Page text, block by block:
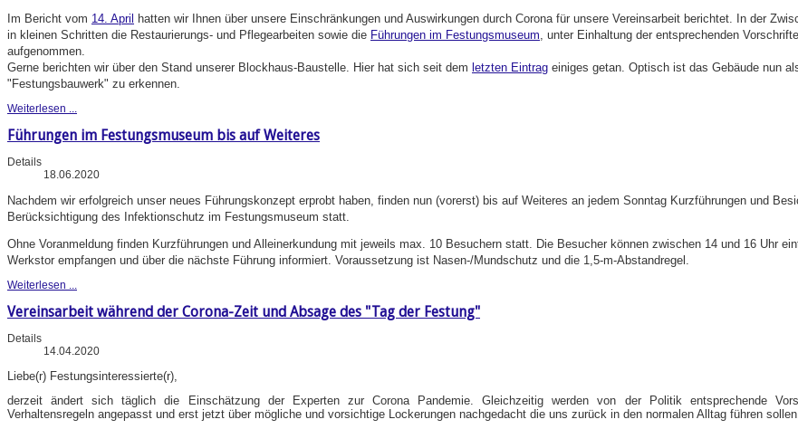
Im Bericht vom 14. April
hatten wir Ihnen über unsere Einschränkungen und Auswirkungen durch Corona für unsere Vereinsarbeit berichtet. In der
in kleinen Schritten die Restaurierungs- und Pflegearbeiten sowie die Führungen im Festungsmuseum , unter Einhaltung der entsprechenden
aufgenommen.
Gerne berichten wir über den Stand unserer Blockhaus-Baustelle. Hier hat sich seit dem letzten Eintrag einiges getan. Optisch ist das Gebäude nun
"Festungsbauwerk" zu erkennen.
Weiterlesen ...
Führungen im Festungsmuseum bis auf Weiteres
Details
18.06.2020
Nachdem wir erfolgreich unser neues Führungskonzept erprobt haben, finden nun (vorerst) bis auf Weiteres an jedem Sonntag Kurzführungen und
Berücksichtigung des Infektionschutz im Festungsmuseum statt.
Ohne Voranmeldung finden Kurzführungen und Alleinerkundung mit jeweils max. 10 Besuchern statt. Die Besucher können zwischen 14 und 16 Uhr
Werkstor empfangen und über die nächste Führung informiert. Voraussetzung ist Nasen-/Mundschutz und die 1,5-m-Abstandregel.
Weiterlesen ...
Vereinsarbeit während der Corona-Zeit und Absage des "Tag der Festung"
Details
14.04.2020
Liebe(r) Festungsinteressierte(r),
derzeit ändert sich täglich die Einschätzung der Experten zur Corona Pandemie. Gleichzeitig werden von der Politik entsprechende
Verhaltensregeln angepasst und erst jetzt über mögliche und vorsichtige Lockerungen nachgedacht die uns zurück in den normalen Alltag führen sollen.